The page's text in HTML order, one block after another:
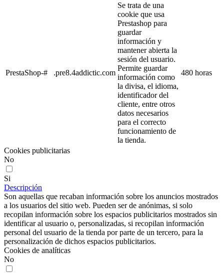
PrestaShop-# .pre8.4addictic.com
Se trata de una
cookie que usa
Prestashop para
guardar
información y
mantener abierta la
sesión del usuario.
Permite guardar
información como
la divisa, el idioma,
identificador del
cliente, entre otros
datos necesarios
para el correcto
funcionamiento de
la tienda.
480 horas
Cookies publicitarias
No
Si
Descripción
Son aquellas que recaban información sobre los anuncios mostrados
a los usuarios del sitio web. Pueden ser de anónimas, si solo
recopilan información sobre los espacios publicitarios mostrados sin
identificar al usuario o, personalizadas, si recopilan información
personal del usuario de la tienda por parte de un tercero, para la
personalización de dichos espacios publicitarios.
Cookies de analíticas
No